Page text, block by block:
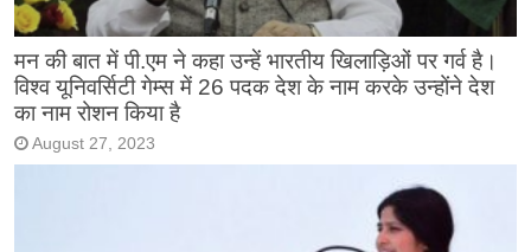
मन की बात में पी.एम ने कहा उन्हें भारतीय खिलाड़िओं पर गर्व है।
विश्व यूनिवर्सिटी गेम्स में 26 पदक देश के नाम करके उन्होंने देश
का नाम रोशन किया है
August 27, 2023